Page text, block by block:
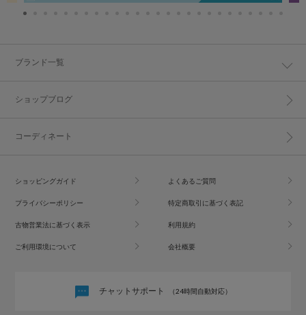
ブランド一覧
ショップブログ
コーディネート
ショッピングガイド よくあるご質問
プライバシーポリシー 特定商取引に基づく表記
古物営業法に基づく表示 利用規約
ご利用環境について 会社概要
チャットサポート （24時間自動対応）